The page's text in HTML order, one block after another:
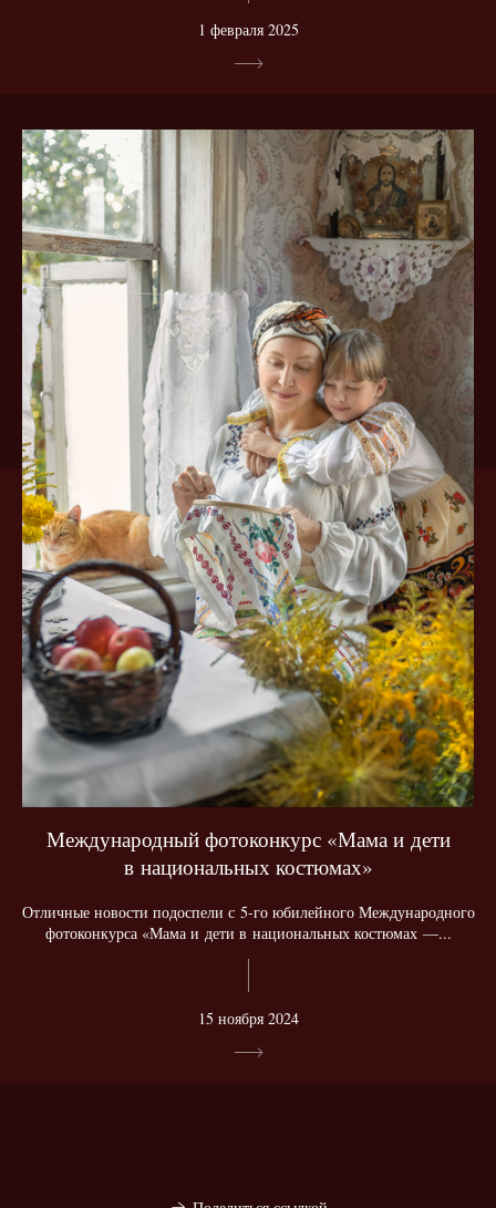
1 февраля 2025
Международный фотоконкурс «Мама и дети
в национальных костюмах»
Отличные новости подоспели с 5-го юбилейного Международного
фотоконкурса «Мама и дети в национальных костюмах —...
15 ноября 2024